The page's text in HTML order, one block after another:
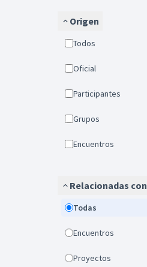
Origen
Todos
Oficial
Participantes
Grupos
Encuentros
Relacionadas con
Todas
Encuentros
Proyectos